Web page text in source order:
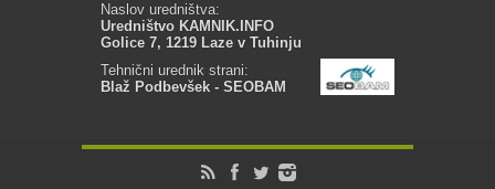
Naslov uredništva:
Uredništvo KAMNIK.INFO
Golice 7, 1219 Laze v Tuhinju
Tehnični urednik strani:
Blaž Podbevšek - SEOBAM